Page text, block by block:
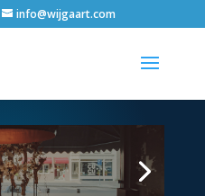
info@wijgaart.com